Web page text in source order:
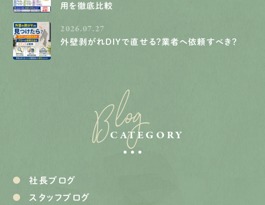
用を徹底比較
2026.07.27
外壁剥がれDIYで直せる？業者へ依頼すべき？
Blog
CATEGORY
社長ブログ
スタッフブログ